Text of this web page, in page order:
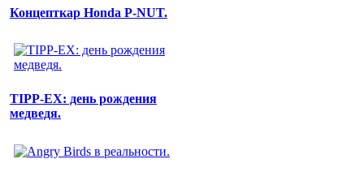
Концепткар Honda P-NUT.
TIPP-EX: день рождения
медведя.